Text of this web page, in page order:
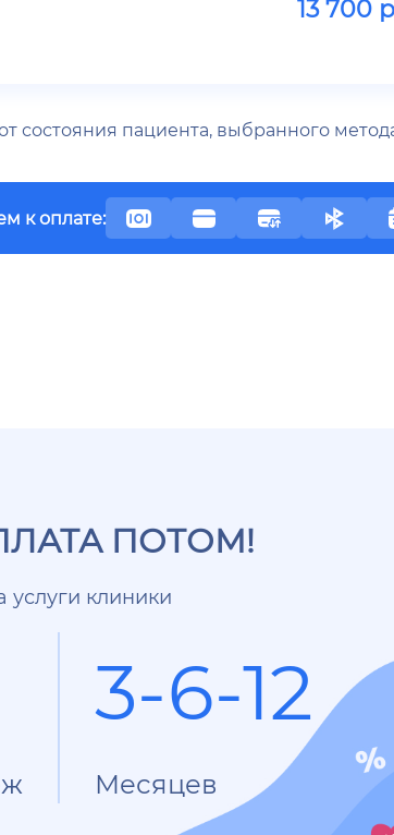
13 700
состояния пациента, выбранного
к оплате:
ПОТОМ!
клиники
3-6-12
Месяцев